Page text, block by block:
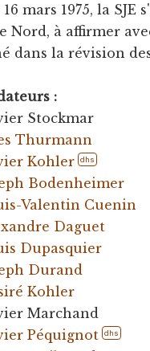
16 mars 1975, la
Nord, à affirmer
dans la révision
:
Stockmar
Thurmann
Kohler
dhs
Bodenheimer
Valentin Cuenin
Daguet
Dupasquier
Durand
Kohler
Marchand
Péquignot
dhs